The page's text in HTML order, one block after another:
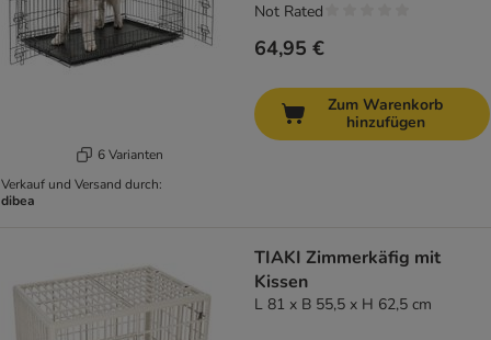
6 Varianten
Verkauf und Versand durch:
dibea
64,95 €
Not Rated
Zum Warenkorb
hinzufügen
TIAKI Zimmerkäfig mit
Kissen
L 81 x B 55,5 x H 62,5 cm